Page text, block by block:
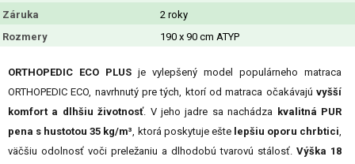
Záruka
2 roky
Rozmery
190 x 90 cm ATYP
ORTHOPEDIC ECO PLUS je vylepšený model populárneho matraca
ORTHOPEDIC ECO, navrhnutý pre tých, ktorí od matraca očakávajú vyšší
komfort a dlhšiu životnosť. V jeho jadre sa nachádza kvalitná PUR
pena s hustotou 35 kg/m³, ktorá poskytuje ešte lepšiu oporu chrbtici,
väčšiu odolnosť voči preležaniu a dlhodobú tvarovú stálosť. Výška 18